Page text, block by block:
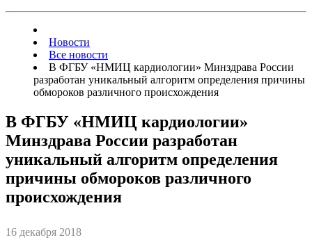
Новости
Все новости
В ФГБУ «НМИЦ кардиологии» Минздрава России
разработан уникальный алгоритм определения причины
обмороков различного происхождения
В ФГБУ «НМИЦ кардиологии»
Минздрава России разработан
уникальный алгоритм определения
причины обмороков различного
происхождения
16 декабря 2018